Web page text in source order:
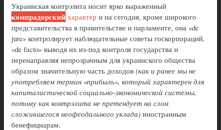
Украинская контрэлита носит ярко выраженный
компрадорский характер и на сегодня, кроме широкого
представительства в правительстве и парламенте, она «de
jure» контролирует наблюдательные советы госкорпораций,
«de facto» выводя их из-под контроля государства и
перенаправляя непрозрачным для украинского общества
образом значительную часть доходов (как и ранее мы не
употребляем термин «прибыль», который характерен для
капиталистической социально-экономической системы,
потому как контрэлита не претендует на слом
сложившегося неофеодального уклада) иностранным
бенефициарам.